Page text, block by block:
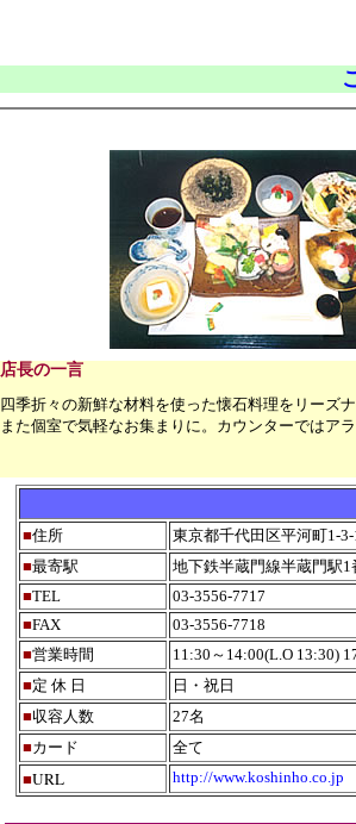
店長の一言
四季折々の新鮮な材料を使った懐石料理をリーズ
また個室で気軽なお集まりに。カウンターではア
■住所
東京都千代田区平河町1-
■最寄駅
地下鉄半蔵門線半蔵門駅
■TEL
03-3556-7717
■FAX
03-3556-7718
■営業時間
11:30～14:00(L.O 13:30)
■定 休 日
日・祝日
■収容人数
27名
■カード
全て
■URL http://www.koshinho.co.jp